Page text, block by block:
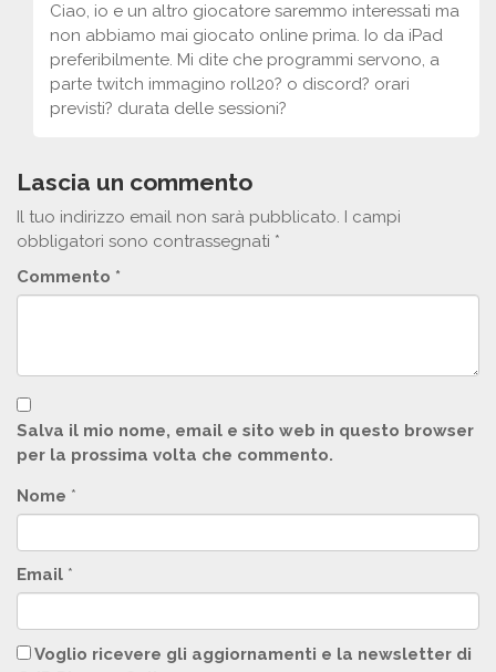
Ciao, io e un altro giocatore saremmo interessati ma
non abbiamo mai giocato online prima. Io da iPad
preferibilmente. Mi dite che programmi servono, a
parte twitch immagino roll20? o discord? orari
previsti? durata delle sessioni?
Lascia un commento
Il tuo indirizzo email non sarà pubblicato. I campi
obbligatori sono contrassegnati *
Commento *
Salva il mio nome, email e sito web in questo browser
per la prossima volta che commento.
Nome *
Email *
Voglio ricevere gli aggiornamenti e la newsletter di